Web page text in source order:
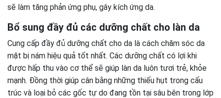
sẽ làm tăng phản ứng phụ, gây kích ứng da.
Bổ sung đầy đủ các dưỡng chất cho làn da
Cung cấp đầy đủ dưỡng chất cho da là cách chăm sóc da
mặt bị nám hiệu quả tốt nhất. Các dưỡng chất có lợi khi
được hấp thu vào cơ thể sẽ giúp làn da luôn tươi trẻ, khỏe
mạnh. Đồng thời giúp cân bằng những thiếu hụt trong cấu
trúc và loại bỏ các gốc tự do đang tồn tại sâu bên trong lớp